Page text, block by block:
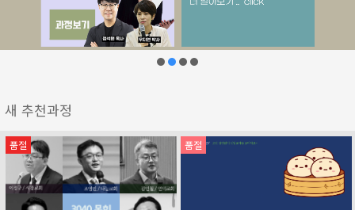
새 추천과정
품절 품절